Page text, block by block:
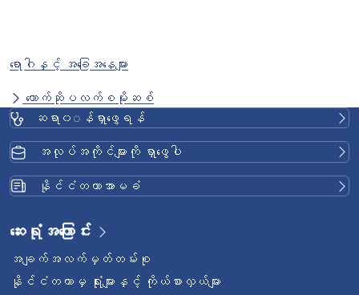
ရောဂါနှင့် အခြေအနေများ
တောက်ဆိုပလက်စမိုးဆစ်
ဆရာ၀◌န်ရှာဖွေရန်
အလုပ်အကိုင်များကို ရှာဖွေပါ
နိုင်ငံတကာအာမခံ
ဆေးရုံအကြောင်း
အချက်အလက်မှတ်တမ်းစု
နိုင်ငံတကာမှ ရုံးများနှင့် ကိုယ်စားလှယ်များ